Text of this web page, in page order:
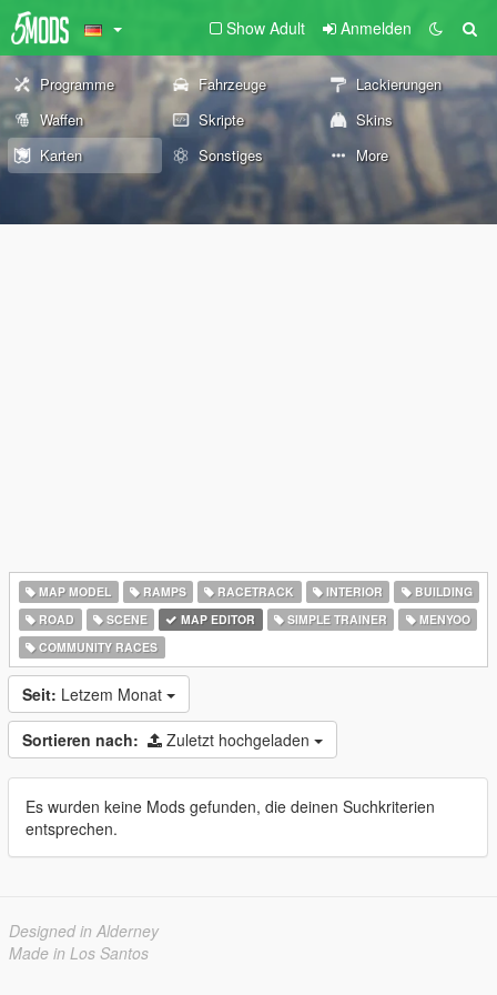
Show Adult Anmelden
Programme Fahrzeuge
Lackierungen
Waffen
Skripte
Skins
Karten
Sonstiges More
MAP MODEL RAMPS RACETRACK INTERIOR
BUILDING
ROAD
SCENE MAP EDITOR SIMPLE TRAINER
MENYOO
COMMUNITY RACES
Seit: Letzem Monat
Sortieren nach: Zuletzt hochgeladen
Es wurden keine Mods gefunden, die deinen Suchkriterien
entsprechen.
Designed in Alderney
Made in Los Santos